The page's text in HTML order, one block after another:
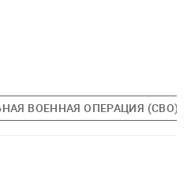
ВОЕННАЯ ОПЕРАЦИЯ (СВО)